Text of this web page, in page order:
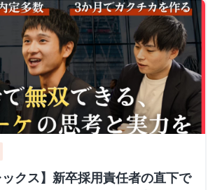
ックス】新卒採用責任者の直下で